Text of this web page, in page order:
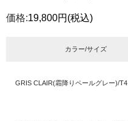
価格:19,800円 (税込)
カラー/サイズ
GRIS CLAIR(霜降りペールグレー)/T4